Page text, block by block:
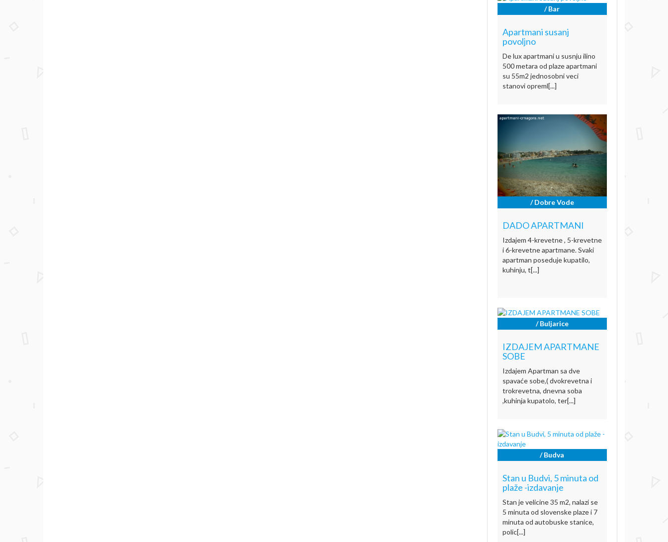
/ Bar
Apartmani susanj
povoljno
De lux apartmani u susnju ilino
500 metara od plaze apartmani
su 55m2 jednosobni veci
stanovi opreml[...]
/ Dobre Vode
DADO APARTMANI
Izdajem 4-krevetne , 5-krevetne
i 6-krevetne apartmane. Svaki
apartman poseduje kupatilo,
kuhinju, t[...]
/ Buljarice
IZDAJEM APARTMANE
SOBE
Izdajem Apartman sa dve
spavaće sobe,( dvokrevetna i
trokrevetna, dnevna soba
,kuhinja kupatolo, ter[...]
/ Budva
Stan u Budvi, 5 minuta od
plaže -izdavanje
Stan je velicine 35 m2, nalazi se
5 minuta od slovenske plaze i 7
minuta od autobuske stanice,
polic[...]